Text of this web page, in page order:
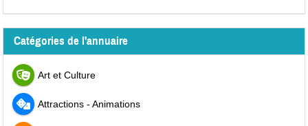
Catégories de l'annuaire
Art et Culture
Attractions - Animations